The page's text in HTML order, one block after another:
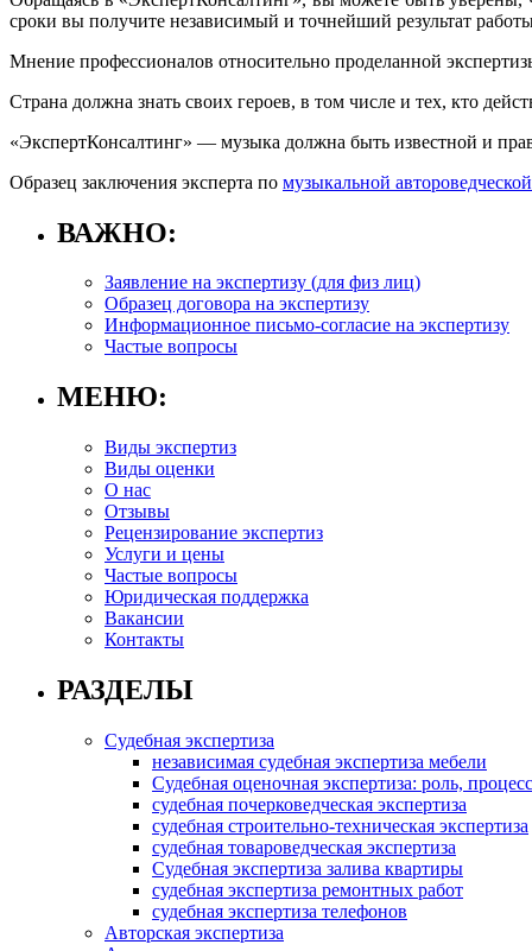
сроки вы получите независимый и точнейший результат
Мнение профессионалов относительно проделанной
Страна должна знать своих героев, в том числе и тех, кто
«ЭкспертКонсалтинг» — музыка должна быть известной и
Образец заключения эксперта по музыкальной
ВАЖНО:
Заявление на экспертизу (для физ лиц)
Образец договора на экспертизу
Информационное письмо-согласие на экспертизу
Частые вопросы
МЕНЮ:
Виды экспертиз
Виды оценки
О нас
Отзывы
Рецензирование экспертиз
Услуги и цены
Частые вопросы
Юридическая поддержка
Вакансии
Контакты
РАЗДЕЛЫ
Cудебная экспертиза
независимая судебная экспертиза мебели
Судебная оценочная экспертиза: роль,
судебная почерковедческая экспертиза
судебная строительно-техническая экспертиза
судебная товароведческая экспертиза
Судебная экспертиза залива квартиры
судебная экспертиза ремонтных работ
судебная экспертиза телефонов
Авторская экспертиза